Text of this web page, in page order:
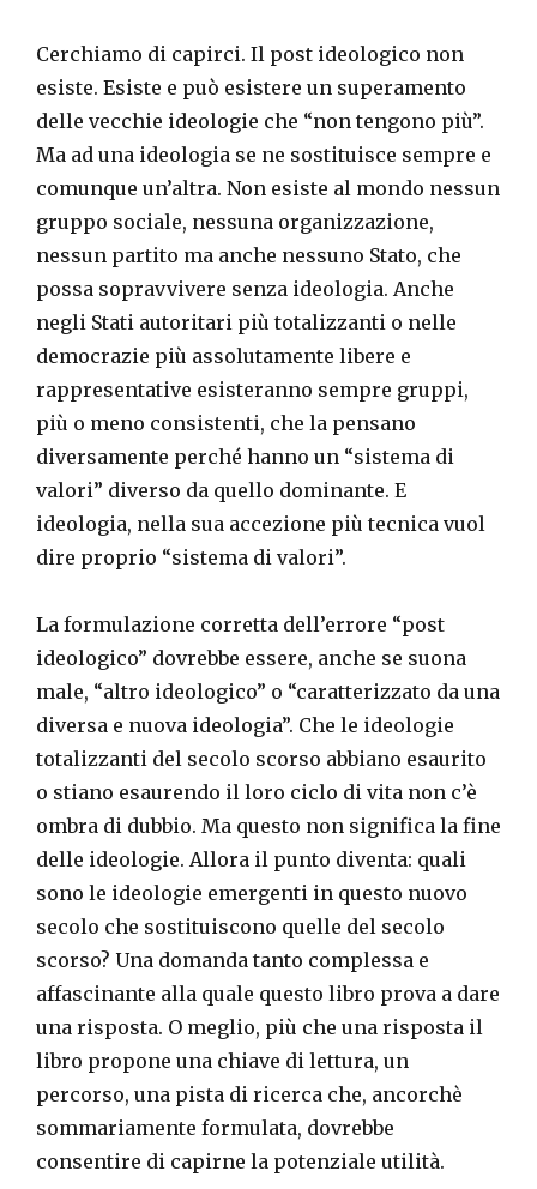
Cerchiamo di capirci. Il post ideologico non
esiste. Esiste e può esistere un superamento
delle vecchie ideologie che “non tengono più”.
Ma ad una ideologia se ne sostituisce sempre e
comunque un’altra. Non esiste al mondo nessun
gruppo sociale, nessuna organizzazione,
nessun partito ma anche nessuno Stato, che
possa sopravvivere senza ideologia. Anche
negli Stati autoritari più totalizzanti o nelle
democrazie più assolutamente libere e
rappresentative esisteranno sempre gruppi,
più o meno consistenti, che la pensano
diversamente perché hanno un “sistema di
valori” diverso da quello dominante. E
ideologia, nella sua accezione più tecnica vuol
dire proprio “sistema di valori”.
La formulazione corretta dell’errore “post
ideologico” dovrebbe essere, anche se suona
male, “altro ideologico” o “caratterizzato da una
diversa e nuova ideologia”. Che le ideologie
totalizzanti del secolo scorso abbiano esaurito
o stiano esaurendo il loro ciclo di vita non c’è
ombra di dubbio. Ma questo non significa la fine
delle ideologie. Allora il punto diventa: quali
sono le ideologie emergenti in questo nuovo
secolo che sostituiscono quelle del secolo
scorso? Una domanda tanto complessa e
affascinante alla quale questo libro prova a dare
una risposta. O meglio, più che una risposta il
libro propone una chiave di lettura, un
percorso, una pista di ricerca che, ancorchè
sommariamente formulata, dovrebbe
consentire di capirne la potenziale utilità.